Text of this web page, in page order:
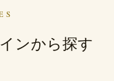
ンから探す